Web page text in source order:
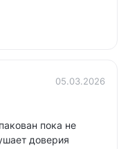
05.03.2026
пока не
доверия